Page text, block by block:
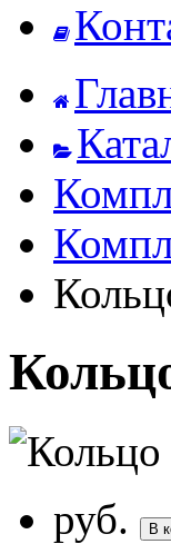
руб. В